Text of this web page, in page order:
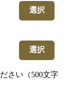
選択
選択
さい（500文字